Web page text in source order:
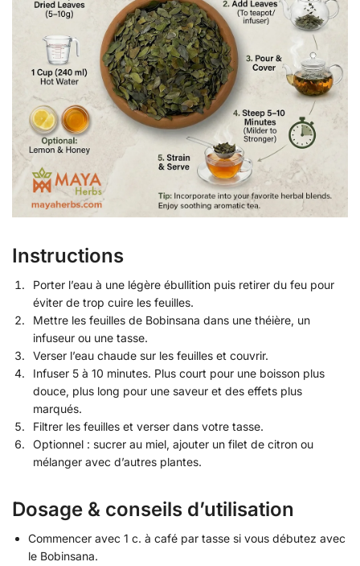
Instructions
Porter l’eau à une légère ébullition puis retirer du feu pour
éviter de trop cuire les feuilles.
Mettre les feuilles de Bobinsana dans une théière, un
infuseur ou une tasse.
Verser l’eau chaude sur les feuilles et couvrir.
Infuser 5 à 10 minutes. Plus court pour une boisson plus
douce, plus long pour une saveur et des effets plus
marqués.
Filtrer les feuilles et verser dans votre tasse.
Optionnel : sucrer au miel, ajouter un filet de citron ou
mélanger avec d’autres plantes.
Dosage & conseils d’utilisation
Commencer avec 1 c. à café par tasse si vous débutez avec
le Bobinsana.